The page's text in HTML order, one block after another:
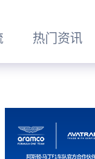
热门资讯